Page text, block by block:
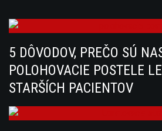
5 DÔVODOV, PREČO SÚ
POLOHOVACIE POSTELE
STARŠÍCH PACIENTOV